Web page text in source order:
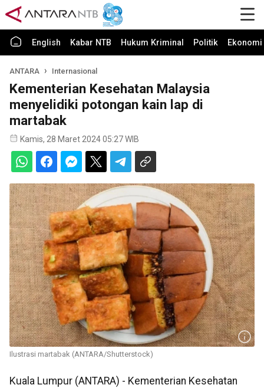
English Kabar NTB Hukum Kriminal Politik
ANTARA Internasional
Kementerian Kesehatan Malaysia
menyelidiki potongan kain lap di
martabak
Kamis, 28 Maret 2024 05:27 WIB
Ilustrasi martabak (ANTARA/Shutterstock)
Kuala Lumpur (ANTARA) - Kementerian Kesehatan